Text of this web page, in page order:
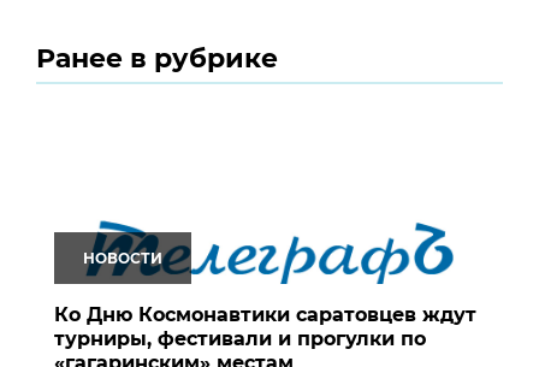
Ранее в рубрике
НОВОСТИ
Ко Дню Космонавтики саратовцев ждут
турниры, фестивали и прогулки по